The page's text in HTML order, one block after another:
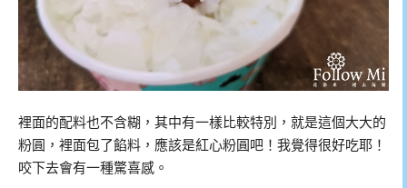
裡面的配料也不含糊，其中有一樣比較特別，就是這個大大的
粉圓，裡面包了餡料，應該是紅心粉圓吧！我覺得很好吃耶！
咬下去會有一種驚喜感。